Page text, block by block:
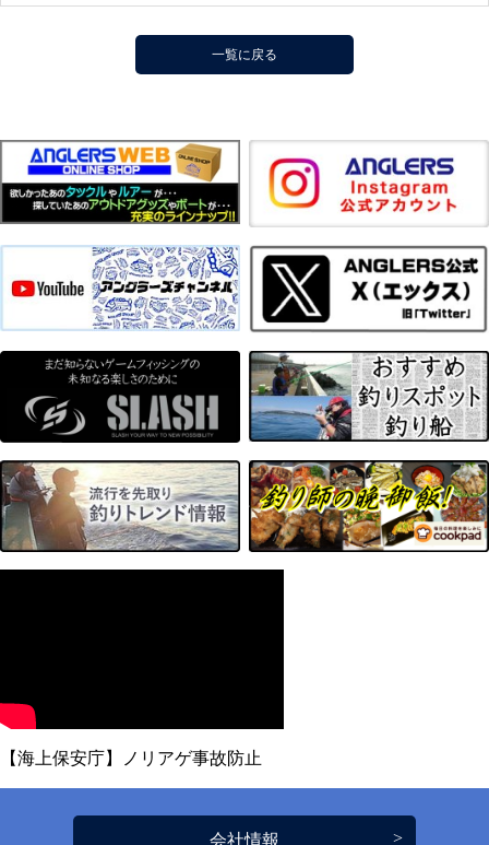
一覧に戻る
【海上保安庁】ノリアゲ事故防止
会社情報